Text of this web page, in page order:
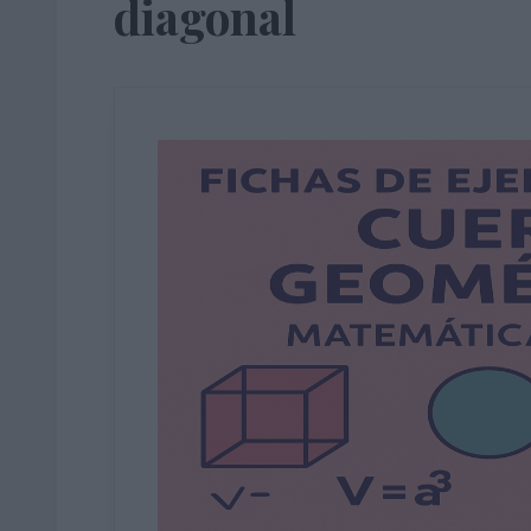
diagonal